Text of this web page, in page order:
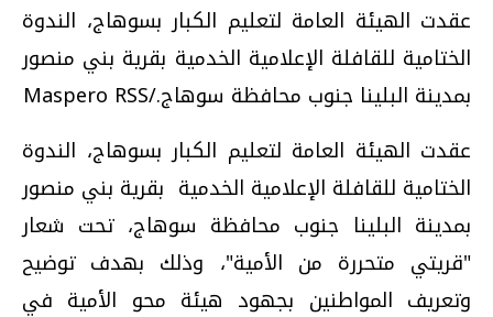
عقدت الهيئة العامة لتعليم الكبار بسوهاج، الندوة
الختامية للقافلة الإعلامية الخدمية بقرية بني منصور
بمدينة البلينا جنوب محافظة سوهاج./Maspero RSS
عقدت الهيئة العامة لتعليم الكبار بسوهاج، الندوة
الختامية للقافلة الإعلامية الخدمية بقرية بني منصور
بمدينة البلينا جنوب محافظة سوهاج، تحت شعار
"قريتي متحررة من الأمية"، وذلك بهدف توضيح
وتعريف المواطنين بجهود هيئة محو الأمية في